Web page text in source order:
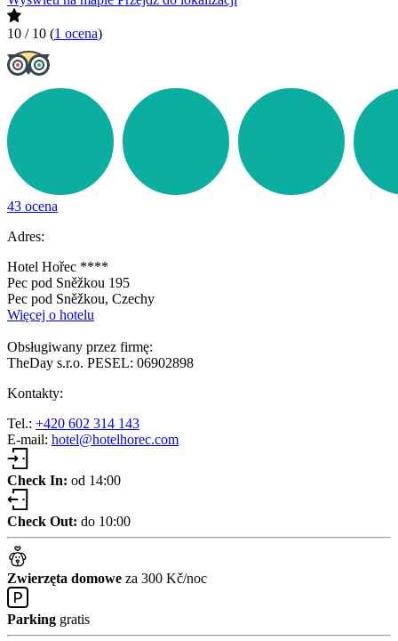
10 / 10 (1 ocena)
43 ocena
Adres:
Hotel Hořec ****
Pec pod Sněžkou 195
Pec pod Sněžkou, Czechy
Więcej o hotelu
Obsługiwany przez firmę:
TheDay s.r.o. PESEL: 06902898
Kontakty:
Tel.: +420 602 314 143
E-mail: hotel@hotelhorec.com
Check In: od 14:00
Check Out: do 10:00
Zwierzęta domowe za 300 Kč/noc
Parking gratis